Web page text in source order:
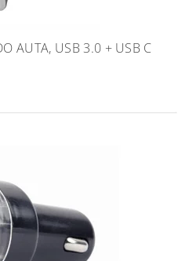
AUTA, USB 3.0 + USB C